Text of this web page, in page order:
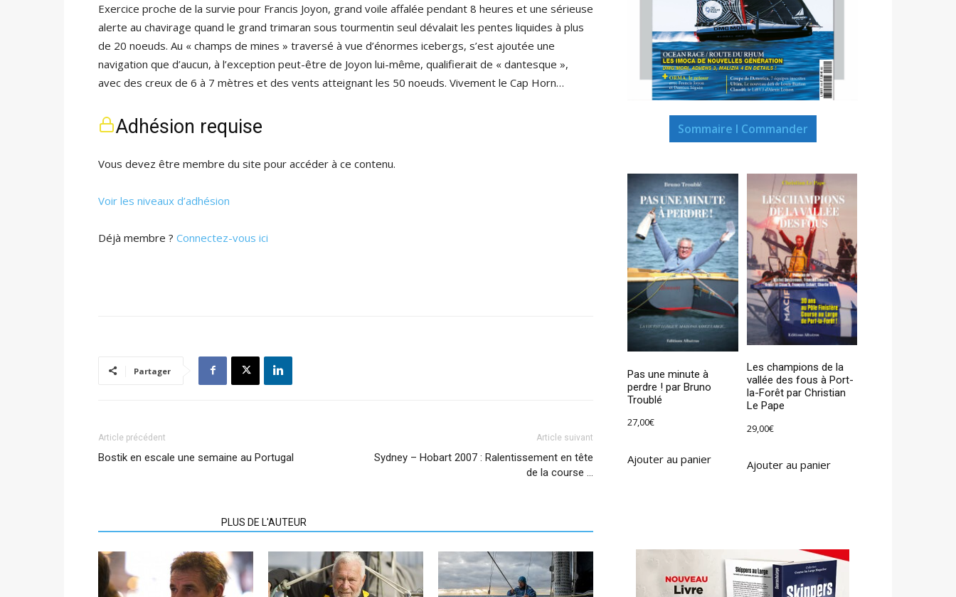
Exercice proche de la survie pour Francis Joyon, grand voile affalée pendant 8 heures et une sérieuse
alerte au chavirage quand le grand trimaran sous tourmentin seul dévalait les pentes liquides à plus
de 20 noeuds. Au « champs de mines » traversé à vue d’énormes icebergs, s’est ajoutée une
navigation que d’aucun, à l’exception peut-être de Joyon lui-même, qualifierait de « dantesque »,
avec des creux de 6 à 7 mètres et des vents atteignant les 50 noeuds. Vivement le Cap Horn…
Adhésion requise
Vous devez être membre du site pour accéder à ce contenu.
Voir les niveaux d’adhésion
Déjà membre ? Connectez-vous ici
Partager
Article précédent
Bostik en escale une semaine au Portugal
Article suivant
Sydney – Hobart 2007 : Ralentissement en tête
de la course …
PLUS DE L'AUTEUR
Sommaire I Commander
Pas une minute à
perdre ! par Bruno
Troublé
27,00€
Ajouter au panier
Les champions de la
vallée des fous à Port-
la-Forêt par Christian
Le Pape
29,00€
Ajouter au panier